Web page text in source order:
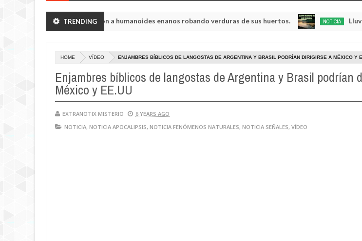
TRENDING
de Chelyabinsk vieron a humanoides enanos robando verduras de sus huertos. NOTICIA Lluvia de
HOME VÍDEO ENJAMBRES BÍBLICOS DE LANGOSTAS DE ARGENTINA Y BRASIL PODRÍAN DIRIGIRSE A MÉXICO Y
Enjambres bíblicos de langostas de Argentina y Brasil podrían
México y EE.UU
EXTRANOTIX MISTERIO
6 YEARS AGO
NOTICIA, NOTICIA APOCALIPSIS, NOTICIA FENÓMENOS NATURALES, NOTICIA SEÑALES, VÍDEO